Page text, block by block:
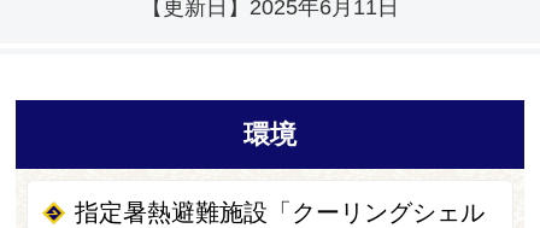
【更新日】 2025年6月11日
環境
指定暑熱避難施設「クーリングシェル